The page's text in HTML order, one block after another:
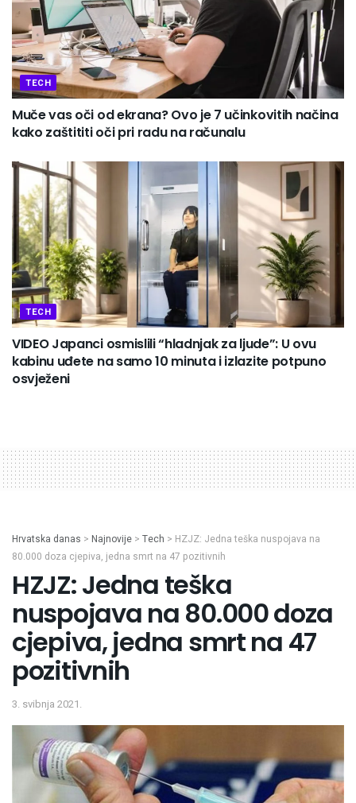
TECH
Muče vas oči od ekrana? Ovo je 7 učinkovitih načina
kako zaštititi oči pri radu na računalu
TECH
VIDEO Japanci osmislili “hladnjak za ljude”: U ovu
kabinu uđete na samo 10 minuta i izlazite potpuno
osvježeni
Hrvatska danas > Najnovije > Tech > HZJZ: Jedna teška nuspojava na
80.000 doza cjepiva, jedna smrt na 47 pozitivnih
HZJZ: Jedna teška
nuspojava na 80.000 doza
cjepiva, jedna smrt na 47
pozitivnih
3. svibnja 2021.